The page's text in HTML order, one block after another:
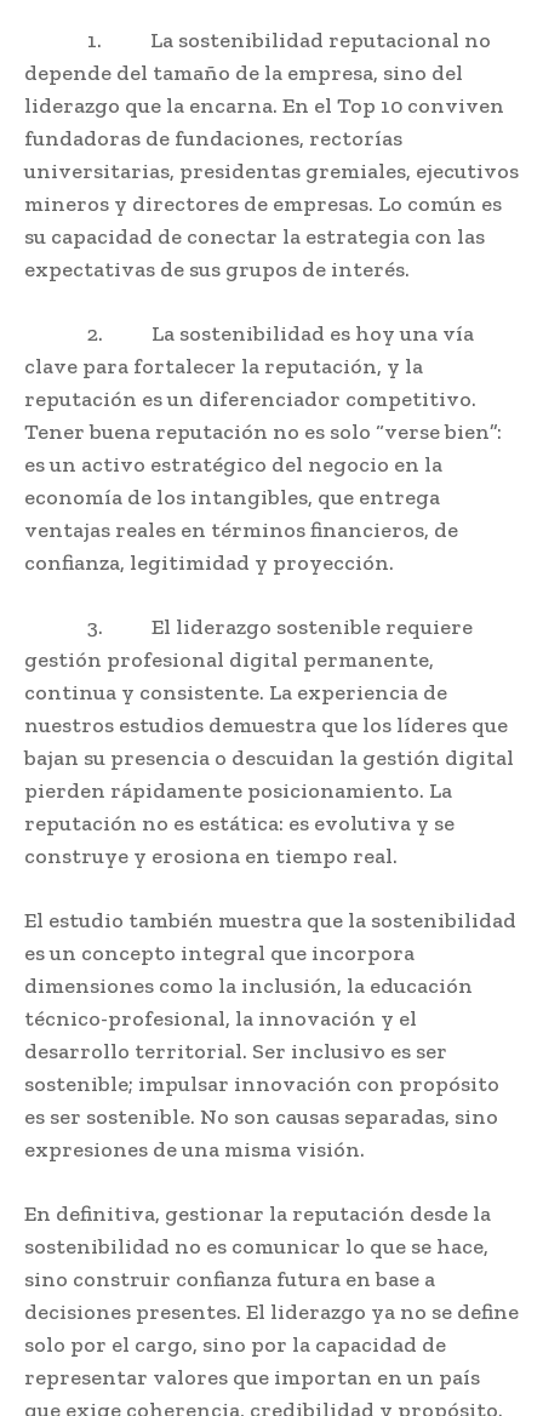
1. La sostenibilidad reputacional no
depende del tamaño de la empresa, sino del
liderazgo que la encarna. En el Top 10 conviven
fundadoras de fundaciones, rectorías
universitarias, presidentas gremiales, ejecutivos
mineros y directores de empresas. Lo común es
su capacidad de conectar la estrategia con las
expectativas de sus grupos de interés.
2. La sostenibilidad es hoy una vía
clave para fortalecer la reputación, y la
reputación es un diferenciador competitivo.
Tener buena reputación no es solo “verse bien”:
es un activo estratégico del negocio en la
economía de los intangibles, que entrega
ventajas reales en términos financieros, de
confianza, legitimidad y proyección.
3. El liderazgo sostenible requiere
gestión profesional digital permanente,
continua y consistente. La experiencia de
nuestros estudios demuestra que los líderes que
bajan su presencia o descuidan la gestión digital
pierden rápidamente posicionamiento. La
reputación no es estática: es evolutiva y se
construye y erosiona en tiempo real.
El estudio también muestra que la sostenibilidad
es un concepto integral que incorpora
dimensiones como la inclusión, la educación
técnico-profesional, la innovación y el
desarrollo territorial. Ser inclusivo es ser
sostenible; impulsar innovación con propósito
es ser sostenible. No son causas separadas, sino
expresiones de una misma visión.
En definitiva, gestionar la reputación desde la
sostenibilidad no es comunicar lo que se hace,
sino construir confianza futura en base a
decisiones presentes. El liderazgo ya no se define
solo por el cargo, sino por la capacidad de
representar valores que importan en un país
que exige coherencia, credibilidad y propósito.